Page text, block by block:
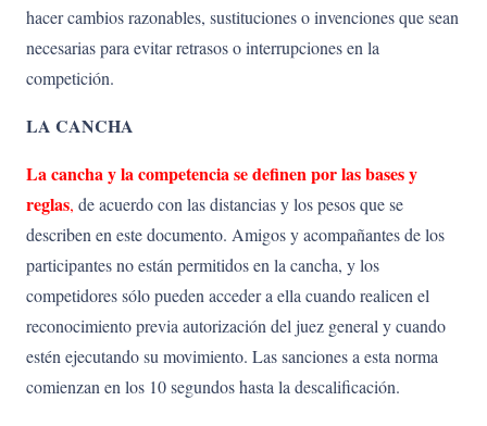
hacer cambios razonables, sustituciones o invenciones que sean
necesarias para evitar retrasos o interrupciones en la
competición.
LA CANCHA
La cancha y la competencia se definen por las bases y
reglas, de acuerdo con las distancias y los pesos que se
describen en este documento. Amigos y acompañantes de los
participantes no están permitidos en la cancha, y los
competidores sólo pueden acceder a ella cuando realicen el
reconocimiento previa autorización del juez general y cuando
estén ejecutando su movimiento. Las sanciones a esta norma
comienzan en los 10 segundos hasta la descalificación.